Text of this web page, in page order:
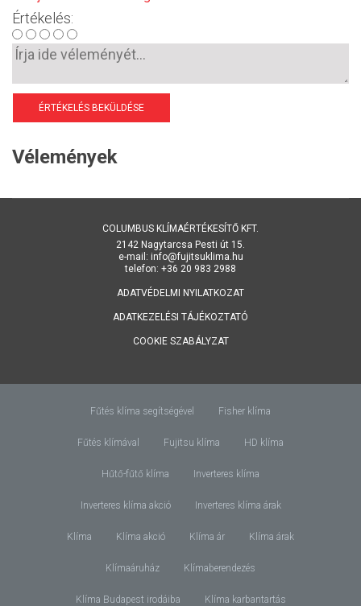
Értékelés:
ÉRTÉKELÉS BEKÜLDÉSE
Vélemények
COLUMBUS KLÍMAÉRTÉKESÍTŐ KFT.
2142 Nagytarcsa Pesti út 15.
e-mail: info@fujitsuklima.hu
telefon: +36 20 983 2988
ADATVÉDELMI NYILATKOZAT
ADATKEZELÉSI TÁJÉKOZTATÓ
COOKIE SZABÁLYZAT
Fűtés klíma segítségével Fisher klíma
Fűtés klímával Fujitsu klíma HD klíma
Hűtő-fűtő klíma Inverteres klíma
Inverteres klíma akció Inverteres klíma árak
Klíma Klíma akció Klíma ár Klíma árak
Klímaáruház Klímaberendezés
Klíma Budapest irodáiba Klíma karbantartás